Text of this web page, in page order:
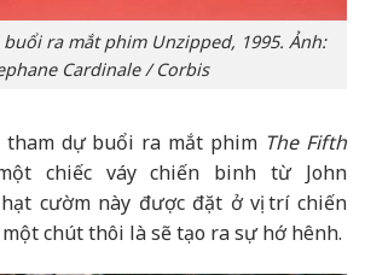
ra mắt phim Unzipped, 1995. Ảnh:
Cardinale / Corbis
tham dự buổi ra mắt phim The Fifth
chiếc váy chiến binh từ John
cườm này được đặt ở vị trí chiến
chút thôi là sẽ tạo ra sự hớ hênh.